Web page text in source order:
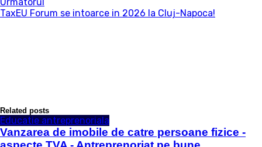
TaxEU Forum se intoarce in 2026 la Cluj-Napoca!
Related posts
Educatie antreprenoriala
Vanzarea de imobile de catre persoane fizice -